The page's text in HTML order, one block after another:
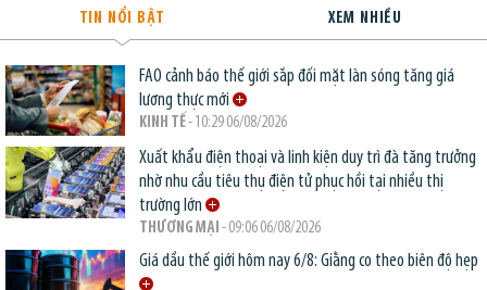
TIN NỔI BẬT XEM NHIỀU
FAO cảnh báo thế giới sắp đối mặt làn sóng tăng giá
lương thực mới
KINH TẾ- 10:29 06/08/2026
Xuất khẩu điện thoại và linh kiện duy trì đà tăng trưởng
nhờ nhu cầu tiêu thụ điện tử phục hồi tại nhiều thị
trường lớn
THƯƠNG MẠI - 09:06 06/08/2026
Giá dầu thế giới hôm nay 6/8: Giằng co theo biên độ hẹp